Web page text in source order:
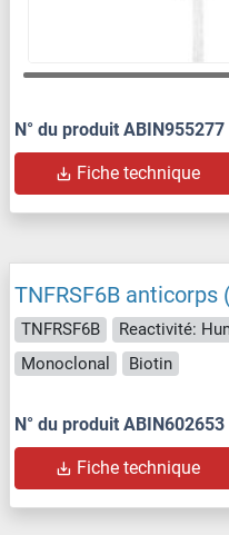
N° du produit ABIN955277
Fiche technique
TNFRSF6B
TNFRSF6B Reactivité:
Monoclonal
Biotin
N° du produit ABIN602653
Fiche technique